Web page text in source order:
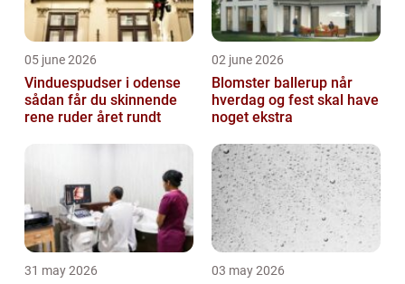
05 june 2026
Vinduespudser i odense
sådan får du skinnende
rene ruder året rundt
02 june 2026
Blomster ballerup når
hverdag og fest skal have
noget ekstra
31 may 2026 03 may 2026